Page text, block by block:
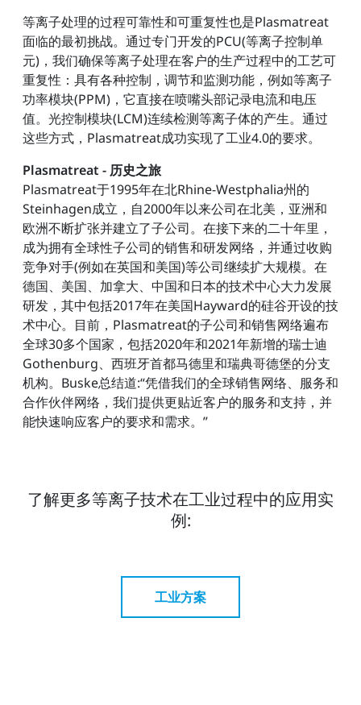
等离子处理的过程可靠性和可重复性也是Plasmatreat
面临的最初挑战。通过专门开发的PCU(等离子控制单
元)，我们确保等离子处理在客户的生产过程中的工艺可
重复性：具有各种控制，调节和监测功能，例如等离子
功率模块(PPM)，它直接在喷嘴头部记录电流和电压
值。光控制模块(LCM)连续检测等离子体的产生。通过
这些方式，Plasmatreat成功实现了工业4.0的要求。
Plasmatreat - 历史之旅
Plasmatreat于1995年在北Rhine-Westphalia州的
Steinhagen成立，自2000年以来公司在北美，亚洲和
欧洲不断扩张并建立了子公司。在接下来的二十年里，
成为拥有全球性子公司的销售和研发网络，并通过收购
竞争对手(例如在英国和美国)等公司继续扩大规模。在
德国、美国、加拿大、中国和日本的技术中心大力发展
研发，其中包括2017年在美国Hayward的硅谷开设的技
术中心。目前，Plasmatreat的子公司和销售网络遍布
全球30多个国家，包括2020年和2021年新增的瑞士迪
Gothenburg、西班牙首都马德里和瑞典哥德堡的分支
机构。Buske总结道:“凭借我们的全球销售网络、服务和
合作伙伴网络，我们提供更贴近客户的服务和支持，并
能快速响应客户的要求和需求。”
了解更多等离子技术在工业过程中的应用实
例:
工业方案